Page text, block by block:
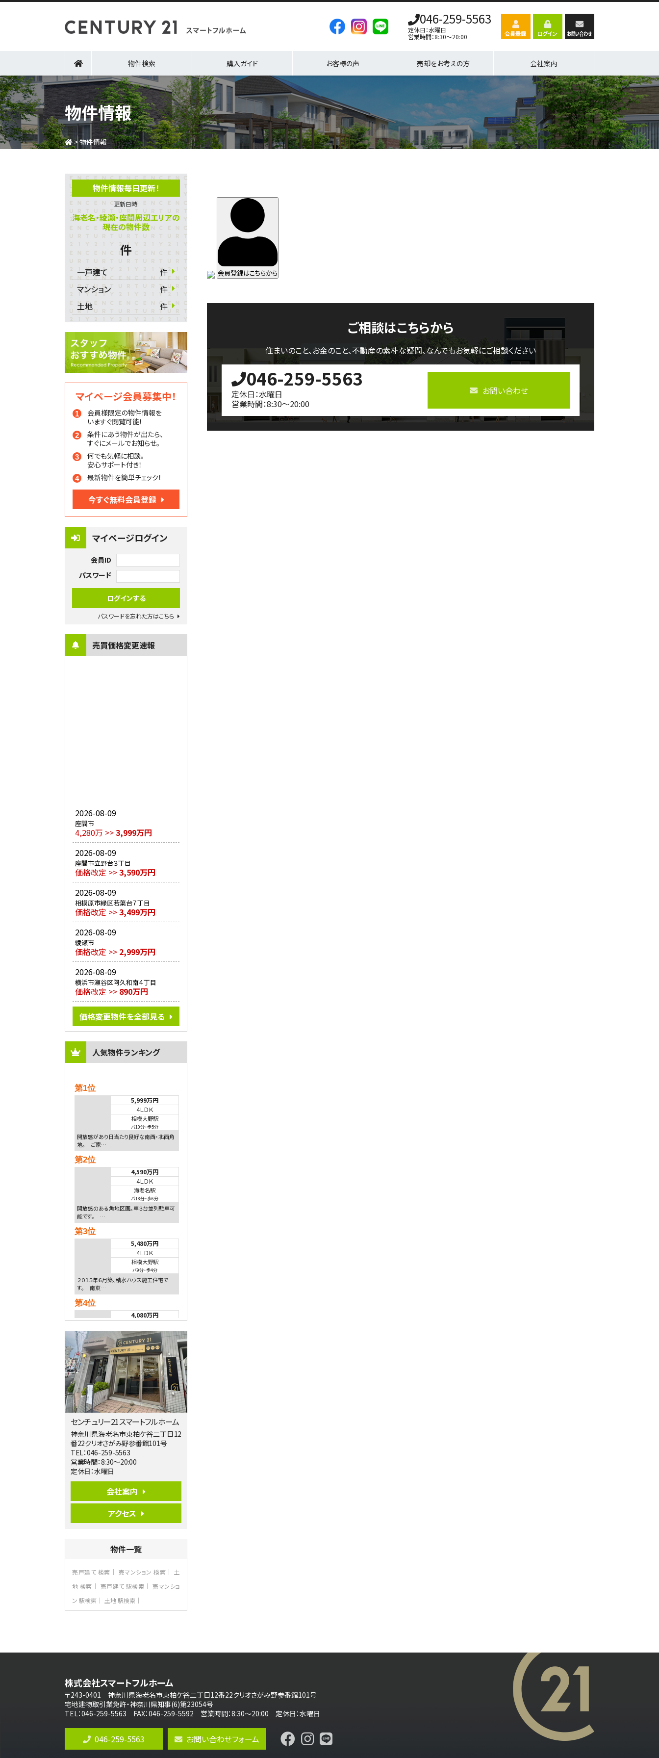
046-259-5563
定休日：水曜日
営業時間：8:30～20:00
物件検索 購入ガイド お客様の声 売却をお考えの方 会社案内
物件情報
>物件情報
物件情報毎日更新！
更新日時:
海老名・綾瀬・座間周辺エリアの
現在の物件数
件
一戸建て
件
マンション
件
土地
件
マイページ会員募集中！
会員様限定の物件情報を
いますぐ閲覧可能！
条件にあう物件が出たら、
すぐにメールでお知らせ。
何でも気軽に相談。
安心サポート付き！
最新物件を簡単チェック！
今すぐ無料会員登録
マイページログイン
会員ID
パスワード
パスワードを忘れた方はこちら
売買価格変更速報
2026-08-09
座間市
4,280万 >>3,999万円
2026-08-09
座間市立野台３丁目
価格改定 >>3,590万円
2026-08-09
相模原市緑区若葉台７丁目
価格改定 >>3,499万円
2026-08-09
綾瀬市
価格改定 >> 2,999万円
2026-08-09
横浜市瀬谷区阿久和南４丁目
価格改定 >> 890万円
価格変更物件を全部見る
人気物件ランキング
第1位
5,999万円
4ＬＤＫ
相模大野駅
バ10分・歩5分
開放感があり日当たり良好な南西・北西角
地。 ご家…
第2位
4,590万円
4ＬＤＫ
海老名駅
バ18分・歩6分
開放感のある角地区画。車３台並列駐車可
能です。 …
第3位
5,480万円
4ＬＤＫ
相模大野駅
バ9分・歩4分
２０１５年６月築、積水ハウス施工住宅で
す。 南東…
第4位
4,080万円
淵野辺駅
歩17分
南側道路に面しており日当たり良好。 キ
ッチンから…
第5位
3,680万円
4ＬＤＫ
橋本駅
バ19分・歩8分
開放感があり日当たり良好な南西・北西角
地区画。 …
第6位
3,990万円
並列２台駐車可。１階はリビングと水まわり
をまとめ…
4ＳＬＤＫ
海老名駅
並列2台駐…
第8位
3,680万円
4ＬＤＫ
4ＬＤＫ
長後駅
バ11分 ・歩6分
全棟ＬＤＫは16帖の4ＬＤＫ！食器洗い乾燥
機や浴…
4,190万円
センチュリー21スマートフルホーム
神奈川県海老名市東柏ケ谷二丁目12
番22クリオさがみ野参番館101号
TEL：046-259-5563
営業時間：8:30～20:00
定休日：水曜日
会社案内
アクセス
物件一覧
売戸建て 検索 売マンション 検索
土
地 検索
売戸建て 駅検索
売マンショ
ン 駅検索
土地 駅検索
会員登録はこちらから
ご相談はこちらから
住まいのこと、お金のこと、不動産の素朴な疑問、なんでもお気軽にご相談ください
046-259-5563
定休日：水曜日
営業時間：8:30～20:00
お問い合わせ
株式会社スマートフルホーム
〒243-0401 神奈川県海老名市東柏ケ谷二丁目12番22クリオさがみ野参番館101号
宅地建物取引業免許・神奈川県知事(6)第23054号
TEL：046-259-5563 FAX：046-259-5592 営業時間：8:30～20:00 定休日：水曜日
046-259-5563 お問い合わせフォーム